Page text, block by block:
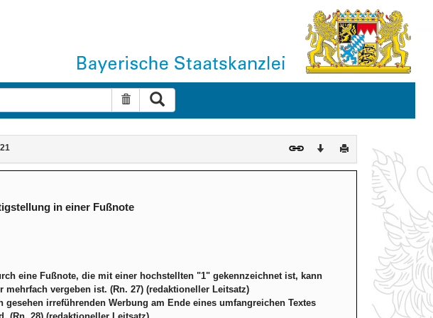
Suche zurücksetzen
DownloadDrucken
in einer Fußnote
eine Fußnote, die mit einer hochstellten "1" gekennzeichnet ist, kann
vergeben ist. (Rn. 27) (redaktioneller Leitsatz)
irreführenden Werbung am Ende eines umfangreichen Textes